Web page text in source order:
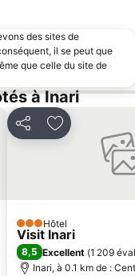
des sites de
il se peut que
que celle du site de
à Inari
PartagerAjouter à
3 Étoiles
Hôtel
Visit Inari
8,5 Excellent (1 209
Inari, à 0.1 km de :